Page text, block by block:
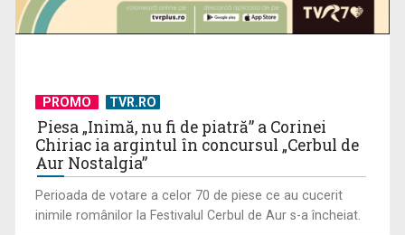
PROMO TVR.RO
Piesa „Inimă, nu fi de piatră” a Corinei
Chiriac ia argintul în concursul „Cerbul de
Aur Nostalgia”
Perioada de votare a celor 70 de piese ce au cucerit
inimile românilor la Festivalul Cerbul de Aur s-a încheiat.